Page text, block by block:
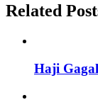
Related
Haji